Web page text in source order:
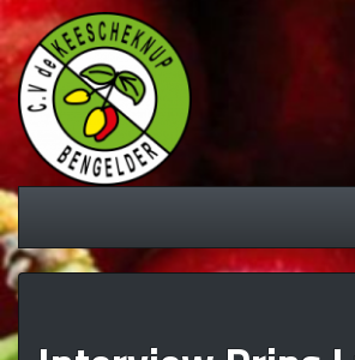
Spring
naar
inhoud